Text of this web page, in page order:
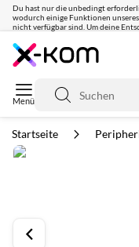
Du hast nur die unbedingt
wodurch einige Funktionen
nicht verfügbar sind. Um deine
Suche
Startseite